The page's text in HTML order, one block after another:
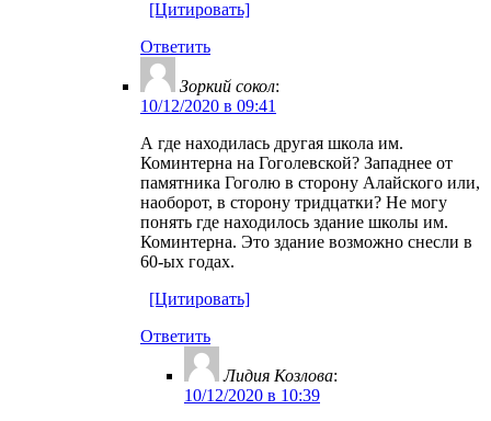
[Цитировать]
Ответить
Зоркий сокол:
10/12/2020 в 09:41
А где находилась другая школа им.
Коминтерна на Гоголевской? Западнее от
памятника Гоголю в сторону Алайского или,
наоборот, в сторону тридцатки? Не могу
понять где находилось здание школы им.
Коминтерна. Это здание возможно снесли в
60-ых годах.
[Цитировать]
Ответить
Лидия Козлова:
10/12/2020 в 10:39